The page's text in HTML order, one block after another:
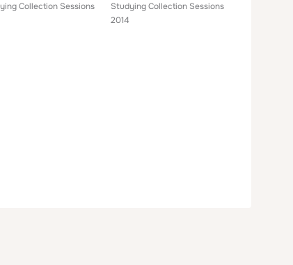
Collection Sessions
Studying Collection Sessions
2014